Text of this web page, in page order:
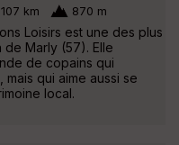
107 km 870 m
Loisirs est une des plus
Marly (57). Elle
de copains qui
qui aime aussi se
local.